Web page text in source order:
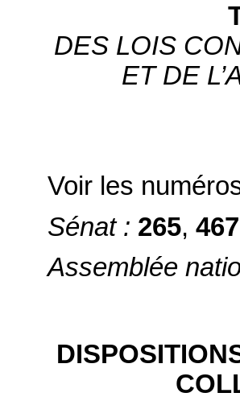
DES LOIS
ET DE
Voir les
Sénat : 265,467
Assemblée